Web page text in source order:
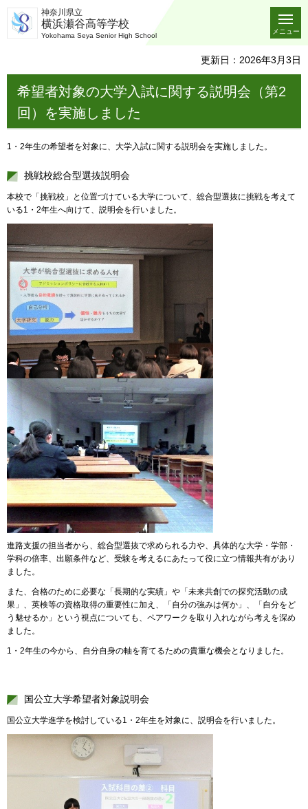
神奈川県立
横浜瀬谷高等学校
Yokohama Seya Senior High School
メニュー
更新日：2026年3月3日
希望者対象の大学入試に関する説明会（第2
回）を実施しました
1・2年生の希望者を対象に、大学入試に関する説明会を実施しました。
挑戦校総合型選抜説明会
本校で「挑戦校」と位置づけている大学について、総合型選抜に挑戦を考えて
いる1・2年生へ向けて、説明会を行いました。
進路支援の担当者から、総合型選抜で求められる力や、具体的な大学・学部・
学科の倍率、出願条件など、受験を考えるにあたって役に立つ情報共有があり
ました。
また、合格のために必要な「長期的な実績」や「未来共創での探究活動の成
果」、英検等の資格取得の重要性に加え、「自分の強みは何か」、「自分をど
う魅せるか」という視点についても、ペアワークを取り入れながら考えを深め
ました。
1・2年生の今から、自分自身の軸を育てるための貴重な機会となりました。
国公立大学希望者対象説明会
国公立大学進学を検討している1・2年生を対象に、説明会を行いました。